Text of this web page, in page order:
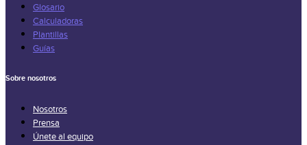
Glosario
Calculadoras
Plantillas
Guías
Sobre nosotros
Nosotros
Prensa
Únete al equipo